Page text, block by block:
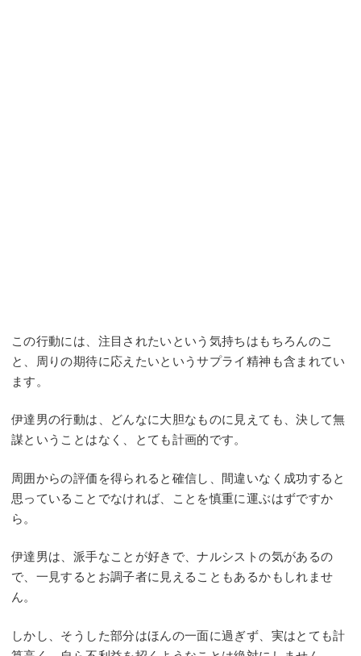
この行動には、注目されたいという気持ちはもちろんのこ
と、周りの期待に応えたいというサプライ精神も含まれてい
ます。
伊達男の行動は、どんなに大胆なものに見えても、決して無
謀ということはなく、とても計画的です。
周囲からの評価を得られると確信し、間違いなく成功すると
思っていることでなければ、ことを慎重に運ぶはずですか
ら。
伊達男は、派手なことが好きで、ナルシストの気があるの
で、一見するとお調子者に見えることもあるかもしれませ
ん。
しかし、そうした部分はほんの一面に過ぎず、実はとても計